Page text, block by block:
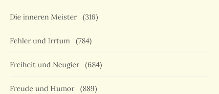
Die inneren Meister (316)
Fehler und Irrtum (784)
Freiheit und Neugier (684)
Freude und Humor (889)